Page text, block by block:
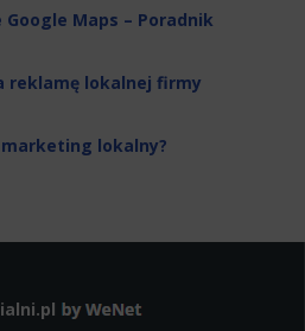
Maps – Poradnik
reklamę lokalnej firmy
lokalny?